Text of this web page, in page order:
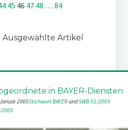
45 46 47 48 … 84
Ausgewählte Artikel
in BAYER-Diensten
2005Stichwort BAYER und SWB 01/2005
2005